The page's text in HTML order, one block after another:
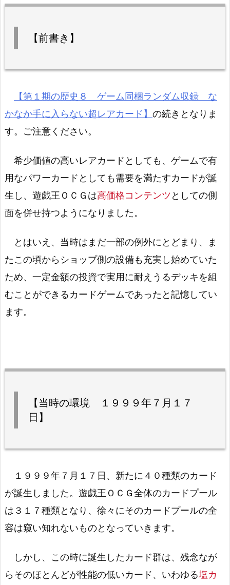
【前書き】
【第１期の歴史８ ゲーム同梱ランダム収録 な
かなか手に入らない超レアカード】 の続きとなりま
す。ご注意ください。
希少価値の高いレアカードとしても、ゲームで有
用なパワーカードとしても需要を満たすカードが誕
生し、遊戯王ＯＣＧは高価格コンテンツ としての側
面を併せ持つようになりました。
とはいえ、当時はまだ一部の例外にとどまり、ま
たこの頃からショップ側の設備も充実し始めていた
ため、一定金額の投資で実用に耐えうるデッキを組
むことができるカードゲームであったと記憶してい
ます。
【当時の環境 １９９９年７月１７
日】
１９９９年７月１７日、新たに４０種類のカード
が誕生しました。遊戯王ＯＣＧ全体のカードプール
は３１７種類となり、徐々にそのカードプールの全
容は窺い知れないものとなっていきます。
しかし、この時に誕生したカード群は、残念なが
らそのほとんどが性能の低いカード、いわゆる塩カ